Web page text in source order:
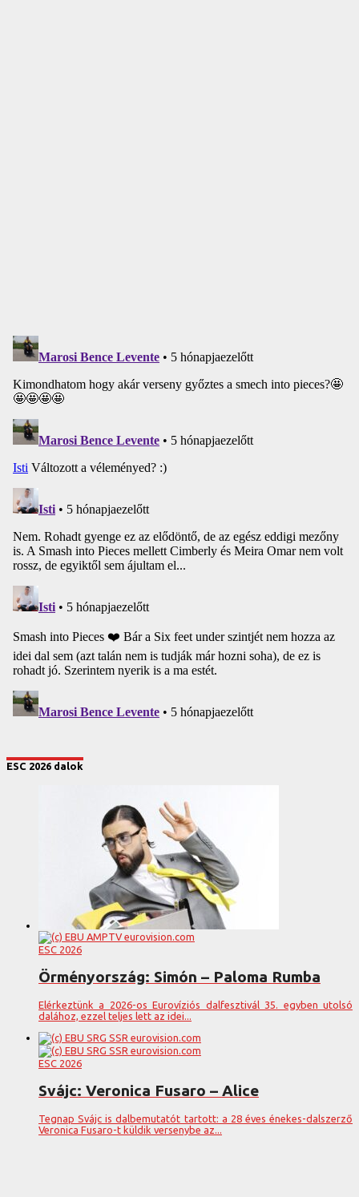
ESC 2026 dalok
ESC 2026
Örményország: Simón – Paloma Rumba
Elérkeztünk a 2026-os Eurovíziós dalfesztivál 35. egyben utolsó
dalához, ezzel teljes lett az idei...
ESC 2026
Svájc: Veronica Fusaro – Alice
Tegnap Svájc is dalbemutatót tartott: a 28 éves énekes-dalszerző
Veronica Fusaro-t küldik versenybe az...